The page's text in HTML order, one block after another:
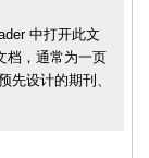
中打开此文
档，通常为一页
先设计的期刊、